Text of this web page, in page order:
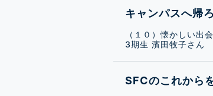
キャンパスへ帰
（１０）懐かしい
3期生 濱田牧子さん
SFCのこれから